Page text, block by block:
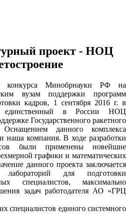
проект - НОЦ
конкурса Минобрнауки РФ на
вузам поддержки программ
кадров, 1 сентября 2016 г. в
в России НОЦ
Государственного ракетного
данного комплекса
наша компания. В ходе разработки
были применены новейшие
графики и математических
данного проекта заключается
для подготовки
специалистов, максимально
задач работодателя АО «ГРЦ
специалистов единого системного